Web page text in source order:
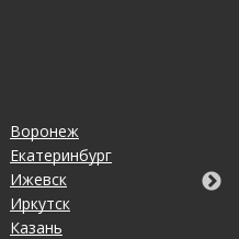
Воронеж
Екатеринбург
Ижевск
Иркутск
Казань
Липецк
Махачкала
Москва
Набережные Челны
Нижний Новгород
Ростов-на-Дону
Рязань
Самара
Санкт-Петербург
Саратов
Ульяновск
Уфа
Хабаровск
Чебоксары
Челябинск